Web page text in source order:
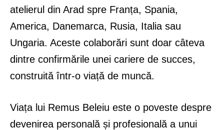
atelierul din Arad spre Franța, Spania,
America, Danemarca, Rusia, Italia sau
Ungaria. Aceste colaborări sunt doar câteva
dintre confirmările unei cariere de succes,
construită într-o viață de muncă.
Viața lui Remus Beleiu este o poveste despre
devenirea personală și profesională a unui